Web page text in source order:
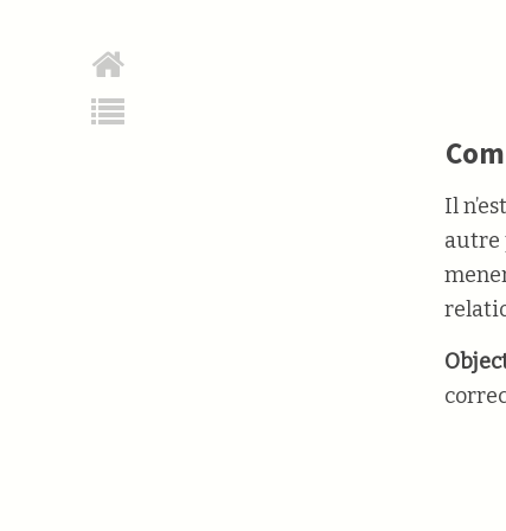
Il
autre